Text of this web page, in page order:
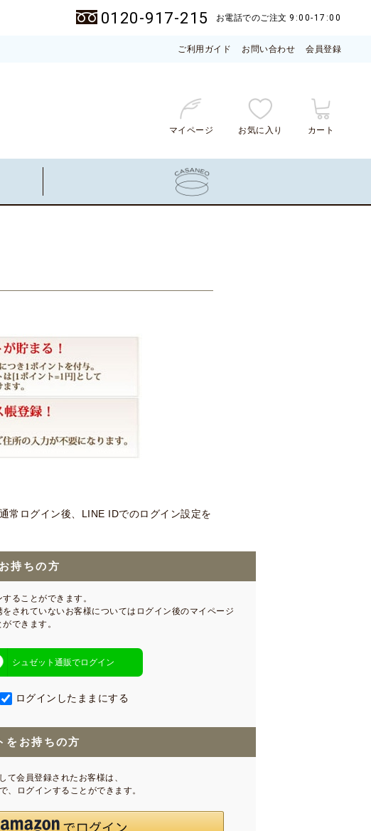
0120-917-215 お電話でのご注文 9:00-17:00
ご利用ガイド お問い合わせ 会員登録
マイページ お気に入り カート
常ログイン後、LINE IDでのログイン設定を
持ちの方
ることができます。
されていないお客様についてはログイン後のマイページ
できます。
シュゼット通販でログイン
ログインしたままにする
お持ちの方
て会員登録されたお客様は、
、ログインすることができます。